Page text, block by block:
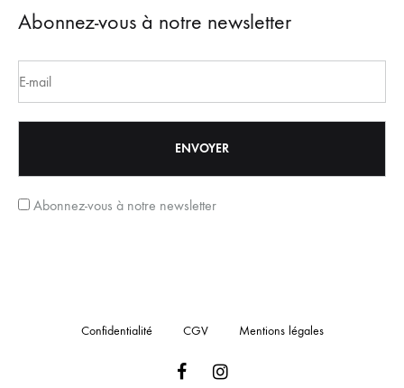
Abonnez-vous à notre newsletter
Abonnez-vous à notre newsletter
Confidentialité CGV Mentions légales
FacebookInstagram